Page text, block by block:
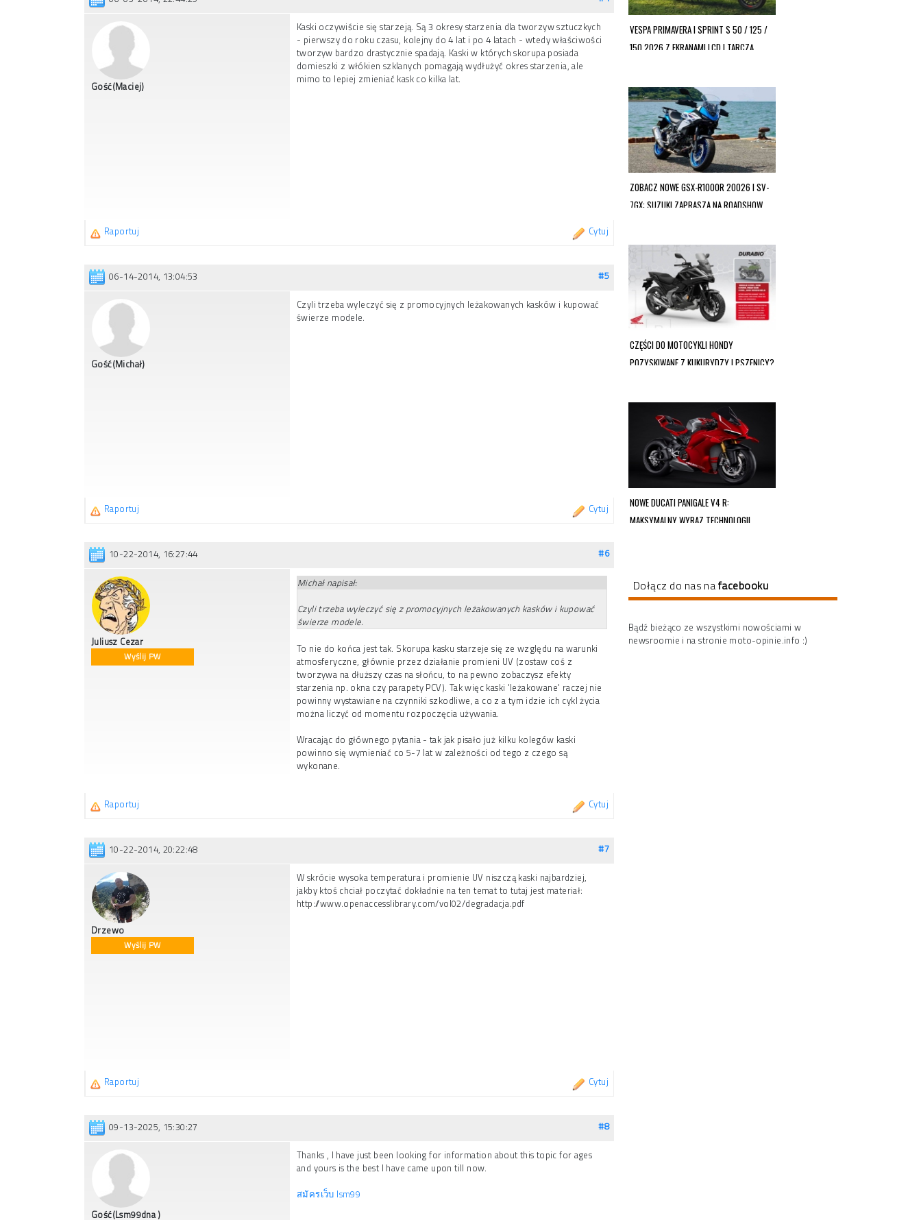
VESPA PRIMAVERA I SPRINT S 50 / 125 /
150 2026 Z EKRANAMI LCD I TARCZĄ
ZOBACZ NOWE GSX-R1000R 20026 I SV-
7GX: SUZUKI ZAPRASZA NA ROADSHOW
CZĘŚCI DO MOTOCYKLI HONDY
POZYSKIWANE Z KUKURYDZY I PSZENICY?
NOWE DUCATI PANIGALE V4 R:
MAKSYMALNY WYRAZ TECHNOLOGII
Dołącz do nas nafacebooku
Bądź bieżąco ze wszystkimi nowościami w
newsroomie i na stronie moto-opinie.info :)
Gość(Maciej)
Kaski oczywiście się starzeją. Są 3 okresy starzenia dla tworzyw sztuczkych
- pierwszy do roku czasu, kolejny do 4 lat i po 4 latach - wtedy właściwości
tworzyw bardzo drastycznie spadają. Kaski w których skorupa posiada
domieszki z włókien szklanych pomagają wydłużyć okres starzenia, ale
mimo to lepiej zmieniać kask co kilka lat.
Raportuj Cytuj
06-14-2014, 13:04:53 #5
Gość(Michał)
Czyli trzeba wyleczyć się z promocyjnych leżakowanych kasków i kupować
świerze modele.
Raportuj Cytuj
10-22-2014, 16:27:44 #6
Juliusz Cezar
Wyślij PW
Michał napisał:
Czyli trzeba wyleczyć się z promocyjnych leżakowanych kasków i kupować
świerze modele.
To nie do końca jest tak. Skorupa kasku starzeje się ze względu na warunki
atmosferyczne, głównie przez działanie promieni UV (zostaw coś z
tworzywa na dłuższy czas na słońcu, to na pewno zobaczysz efekty
starzenia np. okna czy parapety PCV). Tak więc kaski 'leżakowane' raczej nie
powinny wystawiane na czynniki szkodliwe, a co z a tym idzie ich cykl życia
można liczyć od momentu rozpoczęcia używania.
Wracając do głównego pytania - tak jak pisało już kilku kolegów kaski
powinno się wymieniać co 5-7 lat w zależności od tego z czego są
wykonane.
Raportuj Cytuj
10-22-2014, 20:22:48 #7
Drzewo
Wyślij PW
W skrócie wysoka temperatura i promienie UV niszczą kaski najbardziej,
jakby ktoś chciał poczytać dokładnie na ten temat to tutaj jest materiał:
http://www.openaccesslibrary.com/vol02/degradacja.pdf
Raportuj Cytuj
09-13-2025, 15:30:27 #8
Gość(Lsm99dna )
Thanks , I have just been looking for information about this topic for ages
and yours is the best I have came upon till now.
สมัครเว็บ lsm99